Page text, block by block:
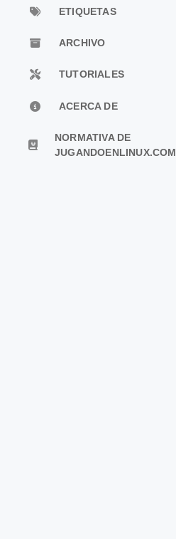
ETIQUETAS
ARCHIVO
TUTORIALES
ACERCA DE
NORMATIVA DE
JUGANDOENLINUX.COM